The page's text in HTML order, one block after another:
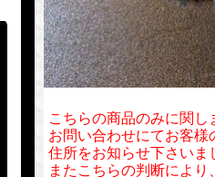
こちらの商品のみに関
お問い合わせにてお客
住所をお知らせ下さいま
またこちらの判断によ